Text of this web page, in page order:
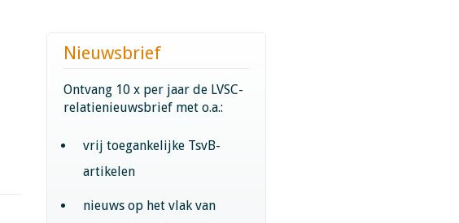
Nieuwsbrief
Ontvang 10 x per jaar de LVSC-
relatienieuwsbrief met o.a.:
vrij toegankelijke TsvB-
artikelen
nieuws op het vlak van